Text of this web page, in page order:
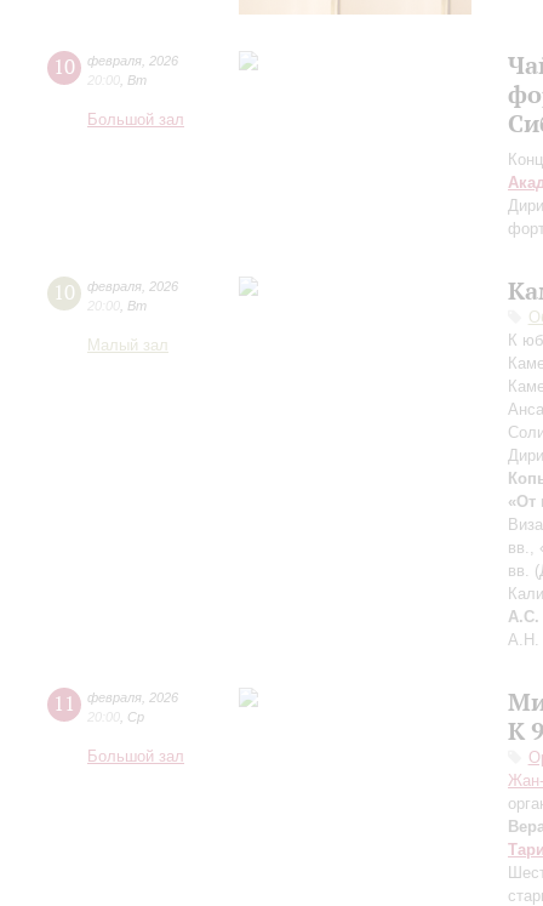
10 февраля 2026
20:00 Вт
Большой зал
10 февраля 2026
20:00 Вт
Малый зал
К
«От
вв.,
вв.
А.С.
А.Н.
11 февраля 2026
20:00 Ср
Большой зал
К